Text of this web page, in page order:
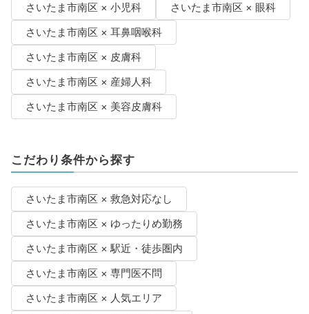
さいたま市南区 × 小児科
さいたま市南区 × 眼科
さいたま市南区 × 耳鼻咽喉科
さいたま市南区 × 皮膚科
さいたま市南区 × 産婦人科
さいたま市南区 × 美容皮膚科
こだわり条件から探す
さいたま市南区 × 救急対応なし
さいたま市南区 × ゆったりめ勤務
さいたま市南区 × 駅近・徒歩圏内
さいたま市南区 × 専門医不問
さいたま市南区 × 人気エリア